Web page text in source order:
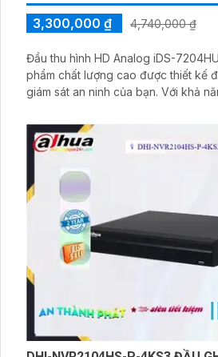
3,300,000 ₫ 4,740,000 ₫
Đầu thu hình HD Analog iDS-
phẩm chất lượng cao được thiết kế
giám sát an ninh của bạn. Với khả năng kết nối và ghi lại
sắc nét và rõ ràng.
Đầu thu iDS-7204HUHI-M1/FA có
các hoạt động trong khu vực được